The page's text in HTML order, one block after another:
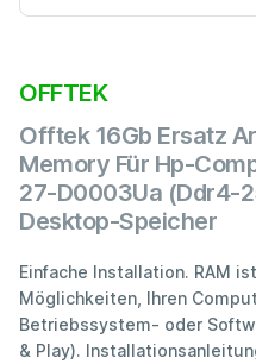
OFFTEK
Offtek 16Gb Ersatz
Memory Für Hp-
27-D0003Ua (Ddr4-
Desktop-Speicher
Einfache Installation. RAM
Möglichkeiten, Ihren
Betriebssystem- oder
& Play).